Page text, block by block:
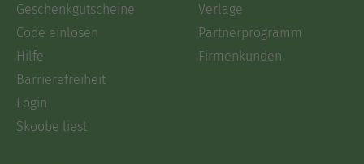
Geschenkgutscheine
Code einlösen
Hilfe
Barrierefreiheit
Login
Skoobe liest
Verlage
Partnerprogramm
Firmenkunden